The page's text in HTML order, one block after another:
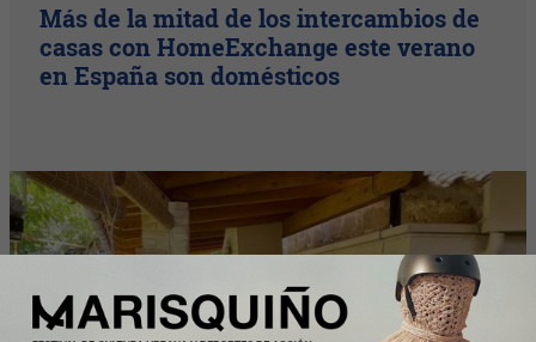
Más de la mitad de los intercambios de
casas con HomeExchange este verano
en España son domésticos